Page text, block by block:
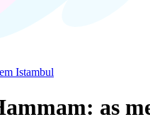
Istambul
as